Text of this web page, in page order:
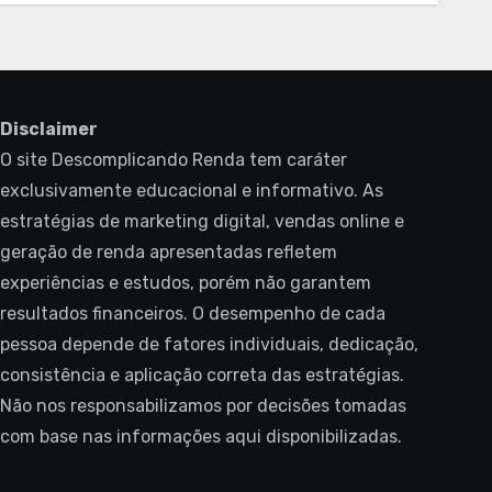
Disclaimer
O site Descomplicando Renda tem caráter
exclusivamente educacional e informativo. As
estratégias de marketing digital, vendas online e
geração de renda apresentadas refletem
experiências e estudos, porém não garantem
resultados financeiros. O desempenho de cada
pessoa depende de fatores individuais, dedicação,
consistência e aplicação correta das estratégias.
Não nos responsabilizamos por decisões tomadas
com base nas informações aqui disponibilizadas.